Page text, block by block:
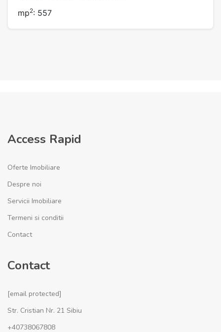
mp2: 557
Access Rapid
Oferte Imobiliare
Despre noi
Servicii Imobiliare
Termeni si conditii
Contact
Contact
[email protected]
Str. Cristian Nr. 21 Sibiu
+40738067808